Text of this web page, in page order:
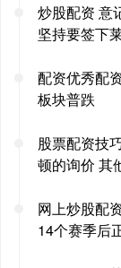
炒股配资 意
坚持要签下
配资优秀配
板块普跌
股票配资技
顿的询价 其
网上炒股配
14个赛季后